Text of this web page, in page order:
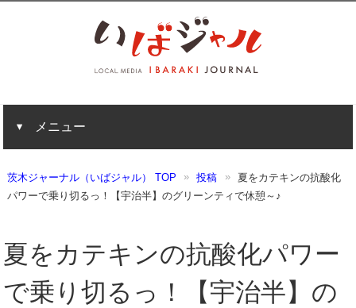
メニュー
茨木ジャーナル（いばジャル） TOP 投稿
夏をカテキンの抗酸化
パワーで乗り切るっ！【宇治半】のグリーンティで休憩～♪
夏をカテキンの抗酸化パワー
で乗り切るっ！【宇治半】の